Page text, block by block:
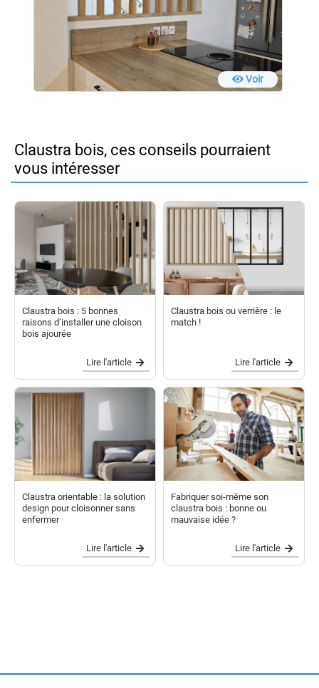
Voir
Claustra bois, ces conseils pourraient
vous intéresser
Claustra bois : 5 bonnes
raisons d’installer une cloison
bois ajourée
Lire l'article
Claustra bois ou verrière : le
match !
Lire l'article
Claustra orientable : la solution
design pour cloisonner sans
enfermer
Lire l'article
Fabriquer soi-même son
claustra bois : bonne ou
mauvaise idée ?
Lire l'article